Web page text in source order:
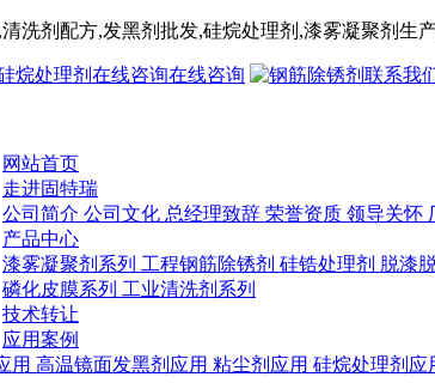
清洗剂 配方,发黑剂 批发,硅烷处理剂 ,漆雾凝聚剂 生
在线咨询
网站首页
走进固特瑞
公司简介 公司文化 总经理致辞 荣誉资质 领导关怀
产品中心
漆雾凝聚剂系列 工程钢筋除锈剂 硅锆处理剂 脱漆
磷化皮膜系列 工业清洗剂系列
技术转让
应用案例
用 高温镜面发黑剂应用 粘尘剂应用 硅烷处理剂应